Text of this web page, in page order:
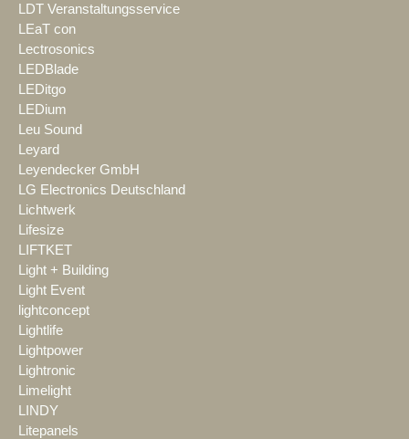
LDT Veranstaltungsservice
LEaT con
Lectrosonics
LEDBlade
LEDitgo
LEDium
Leu Sound
Leyard
Leyendecker GmbH
LG Electronics Deutschland
Lichtwerk
Lifesize
LIFTKET
Light + Building
Light Event
lightconcept
Lightlife
Lightpower
Lightronic
Limelight
LINDY
Litepanels